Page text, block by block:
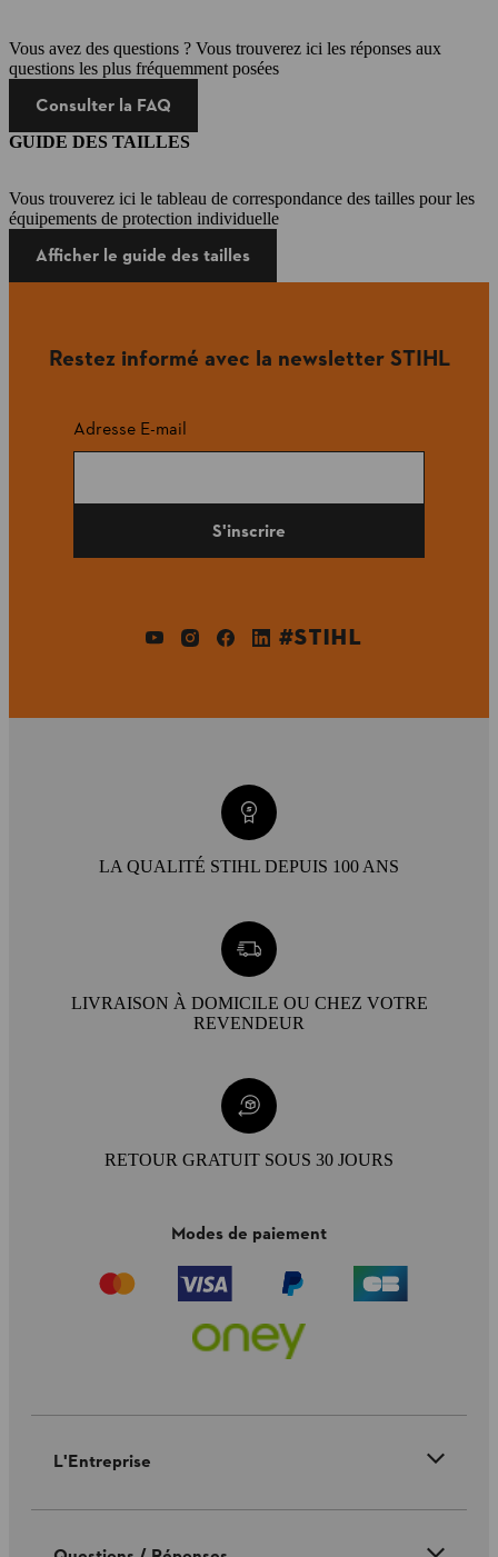
Vous avez des questions ? Vous trouverez ici les réponses aux
questions les plus fréquemment posées
Consulter la FAQ
GUIDE DES TAILLES
Vous trouverez ici le tableau de correspondance des tailles pour les
équipements de protection individuelle
Afficher le guide des tailles
Restez informé avec la newsletter STIHL
Adresse E-mail
S'inscrire
#STIHL
LA QUALITÉ STIHL DEPUIS 100 ANS
LIVRAISON À DOMICILE OU CHEZ VOTRE
REVENDEUR
RETOUR GRATUIT SOUS 30 JOURS
Modes de paiement
L'Entreprise